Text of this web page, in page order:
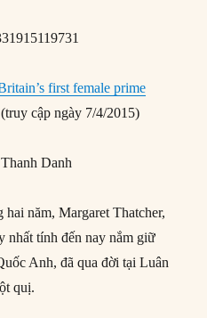
first female prime
(truy cập ngày 7/4/2015)
Danh
năm, Margaret Thatcher,
nhất tính đến nay nắm giữ
Anh, đã qua đời tại Luân
quị.